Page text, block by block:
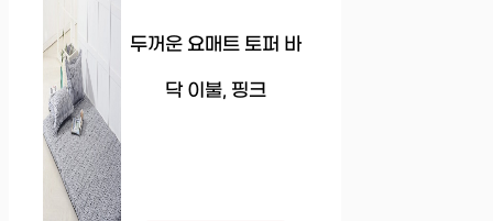
두꺼운 요매트 토퍼 바
닥 이불, 핑크